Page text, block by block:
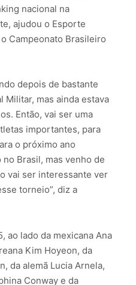
nacional na
ajudou o Esporte
Campeonato Brasileiro
depois de bastante
Militar, mas ainda estava
Então, vai ser uma
importantes, para
o próximo ano
Brasil, mas venho de
vai ser interessante ver
torneio”, diz a
ao lado da mexicana Ana
Kim Hoyeon, da
da alemã Lucia Arnela,
Conway e da